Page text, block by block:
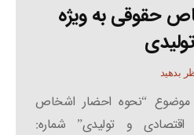
حقوقی به ویژه
بدهید
موضوع “نحوه احضار اشخاص
و تولیدی” شماره: